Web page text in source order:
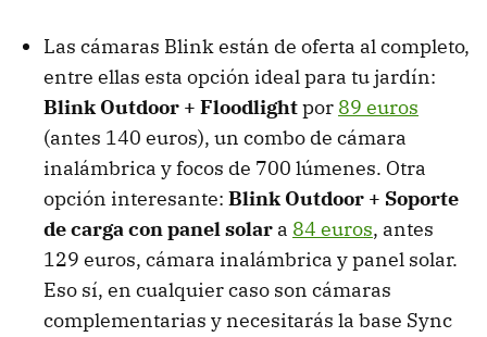
Las cámaras Blink están de oferta al completo,
entre ellas esta opción ideal para tu jardín:
Blink Outdoor + Floodlightpor 89 euros
(antes 140 euros), un combo de cámara
inalámbrica y focos de 700 lúmenes. Otra
opción interesante: Blink Outdoor + Soporte
de carga con panel solar a 84 euros, antes
129 euros, cámara inalámbrica y panel solar.
Eso sí, en cualquier caso son cámaras
complementarias y necesitarás la base Sync